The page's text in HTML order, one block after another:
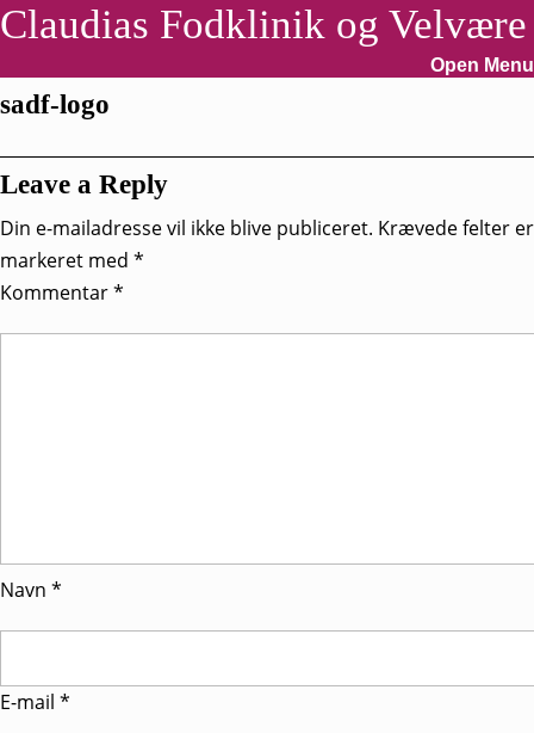
Skip
to
Claudias Fodklinik og Velvære
Open Menu
sadf-logo
Leave a Reply
Din e-mailadresse vil ikke blive publiceret. Krævede felter er
markeret med *
Kommentar*
Navn *
E-mail *